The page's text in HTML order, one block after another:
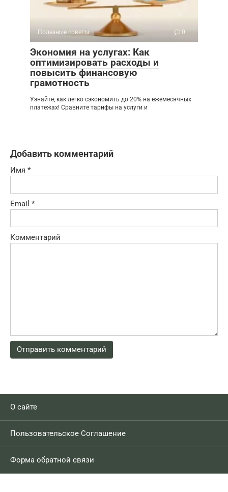
Полезные советы 0
Экономия на услугах: Как
оптимизировать расходы и
повысить финансовую
грамотность
Узнайте, как легко сэкономить до 20% на ежемесячных
платежах! Сравните тарифы на услуги и
Добавить комментарий
Имя *
Email *
Комментарий
О сайте
Пользовательское Соглашение
Форма обратной связи